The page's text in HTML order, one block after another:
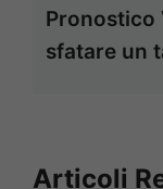
Pronostico
sfatare un
Articoli